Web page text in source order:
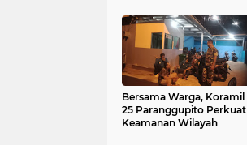
Bersama Warga, Koramil
25 Paranggupito Perkuat
Keamanan Wilayah